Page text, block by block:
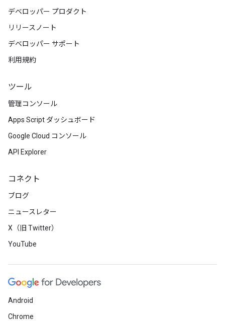
デベロッパー プロダクト
リリースノート
デベロッパー サポート
利用規約
ツール
管理コンソール
Apps Script ダッシュボード
Google Cloud コンソール
API Explorer
コネクト
ブログ
ニュースレター
X（旧 Twitter）
YouTube
Android
Chrome